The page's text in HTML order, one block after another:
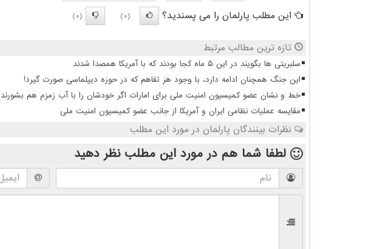
این مطلب پارلمان را می پسندید؟
(0)
(0)
تازه ترین مطالب مرتبط
سلبریتی ها بگویند در این ۵ ماه کجا بودند که با آمریکا همصدا شدند
این جنگ همچنان ادامه دارد، با وجود هر تفاهم که در حوزه دیپلماسی صورت گیرد!
خط و نشان عضو کمیسیون امنیت ملی برای امارات اگر خودشان را با آب زمزم هم بشورند
مقایسه عملیات نظامی ایران و آمریکا از جانب عضو کمیسیون امنیت ملی
نظرات بینندگان پارلمان در مورد این مطلب
لطفا شما هم در مورد این مطلب نظر دهید